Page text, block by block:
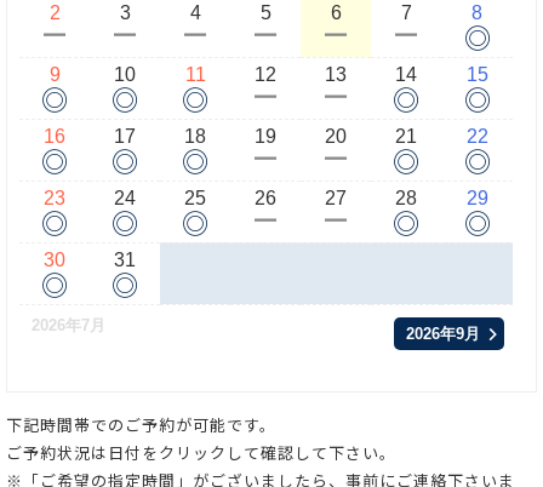
2
ー
3
ー
4
ー
5
ー
6
ー
7
ー
8
◎
9
◎
10
◎
11
◎
12
ー
13
ー
14
◎
15
◎
16
◎
17
◎
18
◎
19
ー
20
ー
21
◎
22
◎
23
◎
24
◎
25
◎
26
ー
27
ー
28
◎
29
◎
30
◎
31
◎
2026年7月 2026年9月
下記時間帯でのご予約が可能です。
ご予約状況は日付をクリックして確認して下さい。
※「ご希望の指定時間」がございましたら、事前にご連絡下さいま